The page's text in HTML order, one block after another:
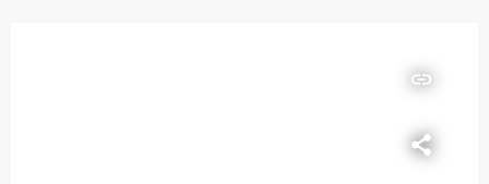
insert_link